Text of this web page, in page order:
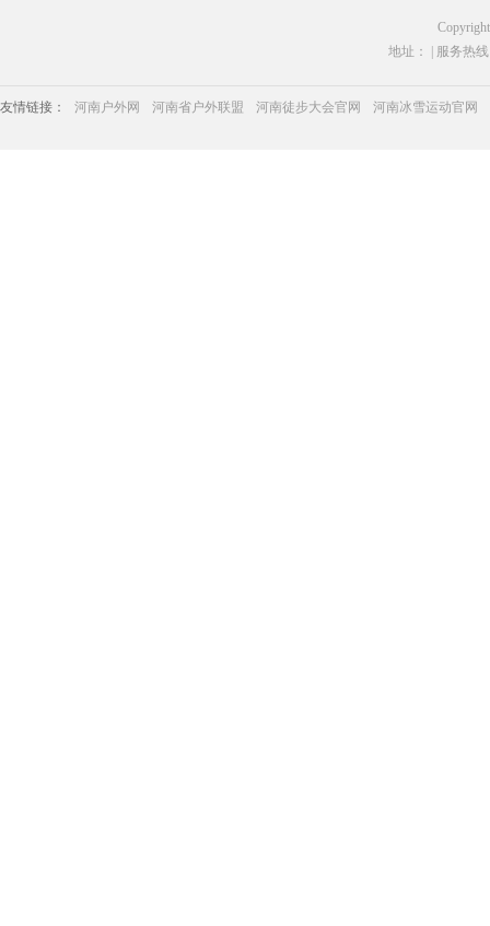
地址： | 服务热线
友情链接： 河南户外网 河南省户外联盟 河南徒步大会官网 河南冰雪运动官网